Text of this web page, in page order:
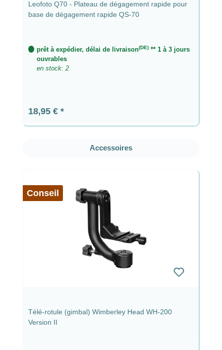
Leofoto Q70 - Plateau de dégagement rapide pour
base de dégagement rapide QS-70
prêt à expédier, délai de livraison(DE)** 1 à 3 jours
ouvrables
en stock: 2
Prix régulier :
18,95 €
Ignorer la galerie de produits
Accessoires
Conseil
Télé-rotule (gimbal) Wimberley Head WH-200
Version II